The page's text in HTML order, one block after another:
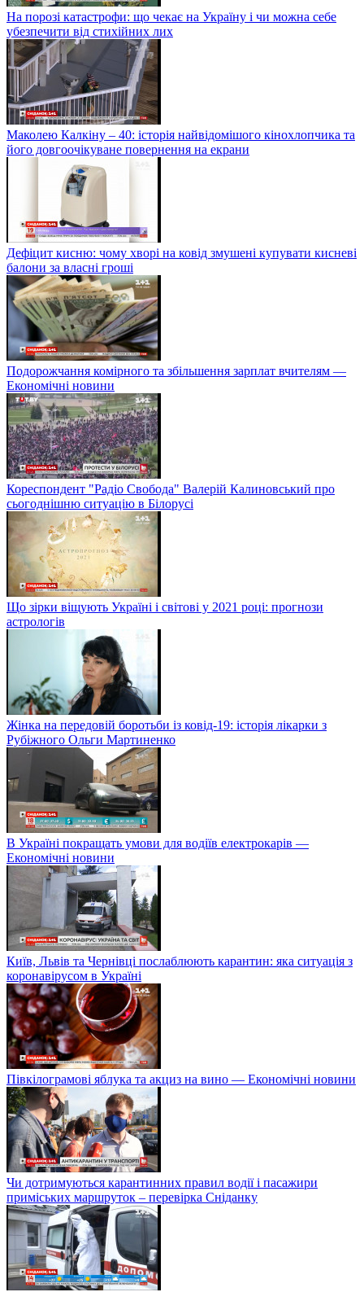
На порозі катастрофи: що чекає на Україну і чи можна себе
убезпечити від стихійних лих
Маколею Калкіну – 40: історія найвідомішого кінохлопчика та
його довгоочікуване повернення на екрани
Дефіцит кисню: чому хворі на ковід змушені купувати кисневі
балони за власні гроші
Подорожчання комірного та збільшення зарплат вчителям —
Економічні новини
Кореспондент "Радіо Свобода" Валерій Калиновський про
сьогоднішню ситуацію в Білорусі
Що зірки віщують Україні і світові у 2021 році: прогнози
астрологів
Жінка на передовій боротьби із ковід-19: історія лікарки з
Рубіжного Ольги Мартиненко
В Україні покращать умови для водіїв електрокарів —
Економічні новини
Київ, Львів та Чернівці послаблюють карантин: яка ситуація з
коронавірусом в Україні
Півкілограмові яблука та акциз на вино — Економічні новини
Чи дотримуються карантинних правил водії і пасажири
приміських маршруток – перевірка Сніданку